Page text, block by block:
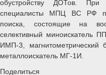
обустройству ДОТов. При
специалисты МПЦ ВС РФ
поиска, состоящие на
селективный миноискатель
ИМП-3, магнитометрический
металлоискатель МГ-1И.
Поделиться